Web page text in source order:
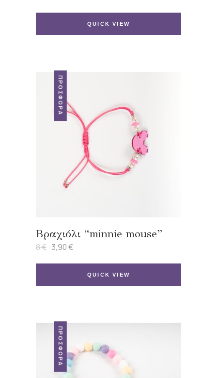
was:
τιμή
QUICK VIEW
ΠΡΟΣΦΟΡΆ
Βραχιόλι “minnie mouse”
8€ Original
was:
3,90€
Η
τιμή
QUICK VIEW
ΠΡΟΣΦΟΡΆ